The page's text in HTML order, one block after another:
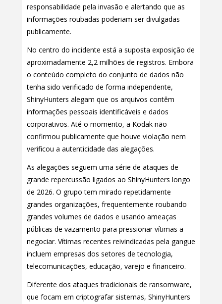
responsabilidade pela invasão e alertando que as
informações roubadas poderiam ser divulgadas
publicamente.
No centro do incidente está a suposta exposição de
aproximadamente 2,2 milhões de registros. Embora
o conteúdo completo do conjunto de dados não
tenha sido verificado de forma independente,
ShinyHunters alegam que os arquivos contêm
informações pessoais identificáveis e dados
corporativos. Até o momento, a Kodak não
confirmou publicamente que houve violação nem
verificou a autenticidade das alegações.
As alegações seguem uma série de ataques de
grande repercussão ligados ao ShinyHunters longo
de 2026. O grupo tem mirado repetidamente
grandes organizações, frequentemente roubando
grandes volumes de dados e usando ameaças
públicas de vazamento para pressionar vítimas a
negociar. Vítimas recentes reivindicadas pela gangue
incluem empresas dos setores de tecnologia,
telecomunicações, educação, varejo e financeiro.
Diferente dos ataques tradicionais de ransomware,
que focam em criptografar sistemas, ShinyHunters